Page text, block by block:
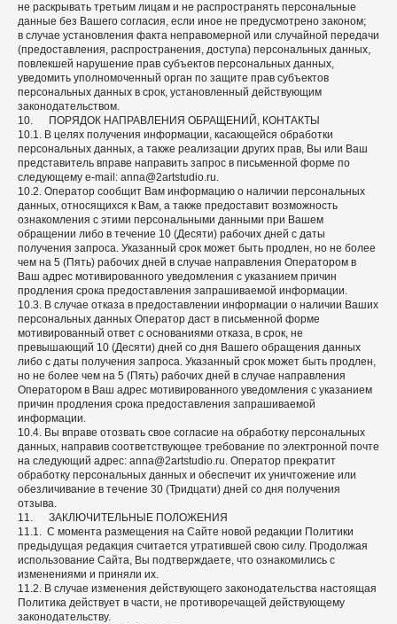
не раскрывать третьим лицам и не распространять персональные
данные без Вашего согласия, если иное не предусмотрено законом;
в случае установления факта неправомерной или случайной передачи
(предоставления, распространения, доступа) персональных данных,
повлекшей нарушение прав субъектов персональных данных,
уведомить уполномоченный орган по защите прав субъектов
персональных данных в срок, установленный действующим
законодательством.
10. ПОРЯДОК НАПРАВЛЕНИЯ ОБРАЩЕНИЙ, КОНТАКТЫ
10.1. В целях получения информации, касающейся обработки
персональных данных, а также реализации других прав, Вы или Ваш
представитель вправе направить запрос в письменной форме по
следующему e-mail: anna@2artstudio.ru.
10.2. Оператор сообщит Вам информацию о наличии персональных
данных, относящихся к Вам, а также предоставит возможность
ознакомления с этими персональными данными при Вашем
обращении либо в течение 10 (Десяти) рабочих дней с даты
получения запроса. Указанный срок может быть продлен, но не более
чем на 5 (Пять) рабочих дней в случае направления Оператором в
Ваш адрес мотивированного уведомления с указанием причин
продления срока предоставления запрашиваемой информации.
10.3. В случае отказа в предоставлении информации о наличии Ваших
персональных данных Оператор даст в письменной форме
мотивированный ответ с основаниями отказа, в срок, не
превышающий 10 (Десяти) дней со дня Вашего обращения данных
либо с даты получения запроса. Указанный срок может быть продлен,
но не более чем на 5 (Пять) рабочих дней в случае направления
Оператором в Ваш адрес мотивированного уведомления с указанием
причин продления срока предоставления запрашиваемой
информации.
10.4. Вы вправе отозвать свое согласие на обработку персональных
данных, направив соответствующее требование по электронной почте
на следующий адрес: anna@2artstudio.ru. Оператор прекратит
обработку персональных данных и обеспечит их уничтожение или
обезличивание в течение 30 (Тридцати) дней со дня получения
отзыва.
11. ЗАКЛЮЧИТЕЛЬНЫЕ ПОЛОЖЕНИЯ
11.1. С момента размещения на Сайте новой редакции Политики
предыдущая редакция считается утратившей свою силу. Продолжая
использование Сайта, Вы подтверждаете, что ознакомились с
изменениями и приняли их.
11.2. В случае изменения действующего законодательства настоящая
Политика действует в части, не противоречащей действующему
законодательству.